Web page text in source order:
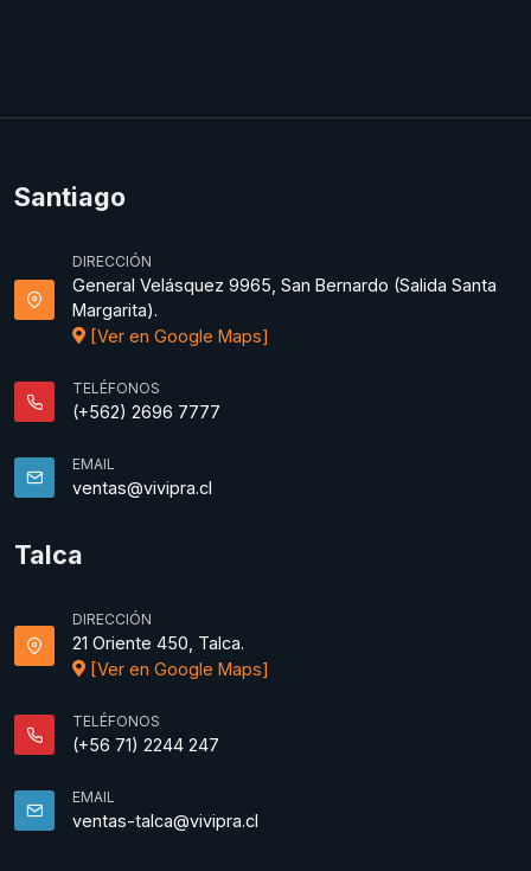
Santiago
DIRECCIÓN
General Velásquez 9965, San Bernardo (Salida Santa
Margarita).
[Ver en Google Maps]
TELÉFONOS
(+562) 2696 7777
EMAIL
ventas@vivipra.cl
Talca
DIRECCIÓN
21 Oriente 450, Talca.
[Ver en Google Maps]
TELÉFONOS
(+56 71) 2244 247
EMAIL
ventas-talca@vivipra.cl